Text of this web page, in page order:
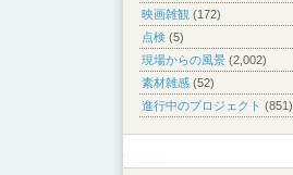
映画雑観 (172)
点検 (5)
現場からの風景 (2,002)
素材雑感 (52)
進行中のプロジェクト (851)